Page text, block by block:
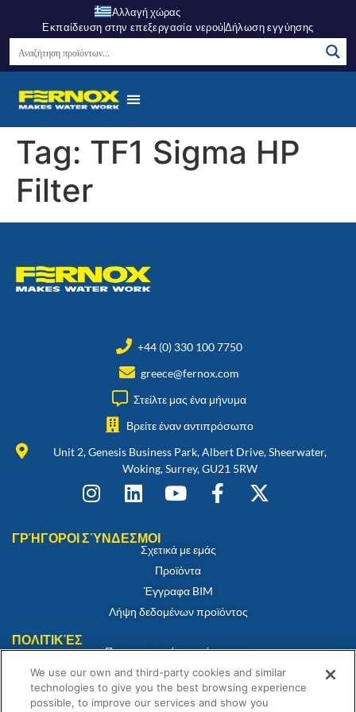
Αλλαγή χώρας
Εκπαίδευση στην επεξεργασία νερούΔήλωση εγγύησης
Tag: TF1 Sigma HP
Filter
+44 (0) 330 100 7750
greece@fernox.com
Στείλτε μας ένα μήνυμα
Βρείτε έναν αντιπρόσωπο
Unit 2, Genesis Business Park, Albert Drive, Sheerwater,
Woking, Surrey, GU21 5RW
ΓΡΉΓΟΡΟΙ ΣΎΝΔΕΣΜΟΙ
Σχετικά με εμάς
Προϊόντα
Έγγραφα BIM
Λήψη δεδομένων προϊόντος
ΠΟΛΙΤΙΚΈΣ
Πιστοποιητικό συμμόρφωσης
Πολιτική για τα cookies
Αποποίηση ευθύνης
We use our own and third-party cookies and similar
technologies to give you the best browsing experience
possible, to improve our services and show you